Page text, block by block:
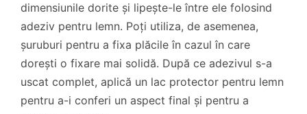
dimensiunile dorite și lipește-le între ele folosind
adeziv pentru lemn. Poți utiliza, de asemenea,
șuruburi pentru a fixa plăcile în cazul în care
dorești o fixare mai solidă. După ce adezivul s-a
uscat complet, aplică un lac protector pentru lemn
pentru a-i conferi un aspect final și pentru a